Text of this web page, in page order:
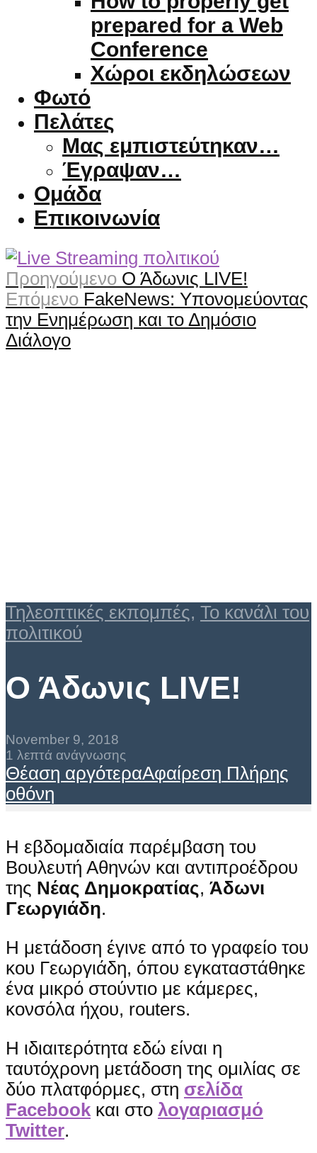
prepared for a Web
Conference
Χώροι εκδηλώσεων
Φωτό
Πελάτες
Μας εμπιστεύτηκαν…
Έγραψαν…
Ομάδα
Επικοινωνία
Προηγούμενο Ο Άδωνις LIVE!
Επόμενο FakeNews: Υπονομεύοντας
την Ενημέρωση και το Δημόσιο
Διάλογο
Τηλεοπτικές εκπομπές, Το κανάλι του
πολιτικού
Ο Άδωνις LIVE!
November 9, 2018
1 λεπτά ανάγνωσης
Θέαση αργότεραΑφαίρεση Πλήρης
οθόνη
Η εβδομαδιαία παρέμβαση του
Βουλευτή Αθηνών και αντιπροέδρου
της Νέας Δημοκρατίας, Άδωνι
Γεωργιάδη.
Η μετάδοση έγινε από το γραφείο του
κου Γεωργιάδη, όπου εγκαταστάθηκε
ένα μικρό στούντιο με κάμερες,
κονσόλα ήχου, routers.
Η ιδιαιτερότητα εδώ είναι η
ταυτόχρονη μετάδοση της ομιλίας σε
δύο πλατφόρμες, στη σελίδα
Facebook και στο λογαριασμό
Twitter.